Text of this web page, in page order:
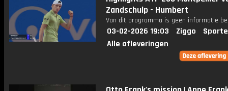
Zandschulp - Humbert
Van dit programma is geen informatie
03-02-2026 19:03 Ziggo
Alle afleveringen